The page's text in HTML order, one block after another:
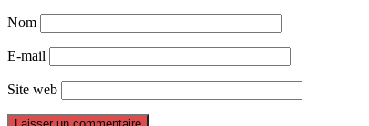
Nom
E-mail
Site web